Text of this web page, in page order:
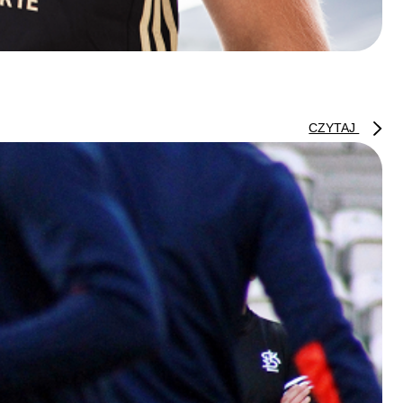
CZYTAJ